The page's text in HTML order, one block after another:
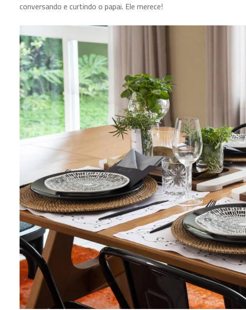
conversando e curtindo o papai. Ele merece!